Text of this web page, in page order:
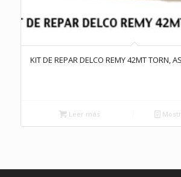
KIT DE REPAR DELCO REMY 42MT TORN,
Leer más